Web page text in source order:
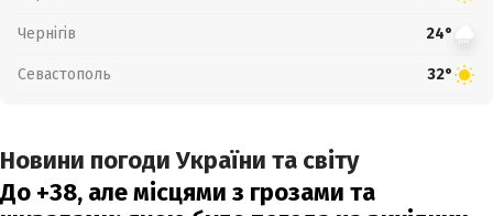
Чернігів 24°
Севастополь 32°
Новини погоди України та світу
До +38, але місцями з грозами та